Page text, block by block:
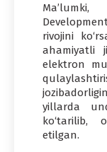
rivojini
ahamiyatli
elektron
yillarda
ko‘tarilib,
etilgan.